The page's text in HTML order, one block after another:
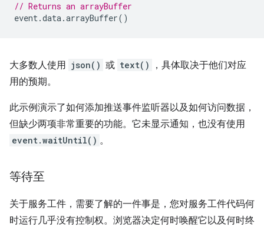
// Returns an arrayBuffer
event.data.arrayBuffer()
大多数人使用 json() 或 text()
，具体取决于他们对应
用的预期。
此示例演示了如何添加推送事件监听器以及如何访问数据，
但缺少两项非常重要的功能。它未显示通知，也没有使用
event.waitUntil() 。
等待至
关于服务工件，需要了解的一件事是，您对服务工件代码何
时运行几乎没有控制权。浏览器决定何时唤醒它以及何时终